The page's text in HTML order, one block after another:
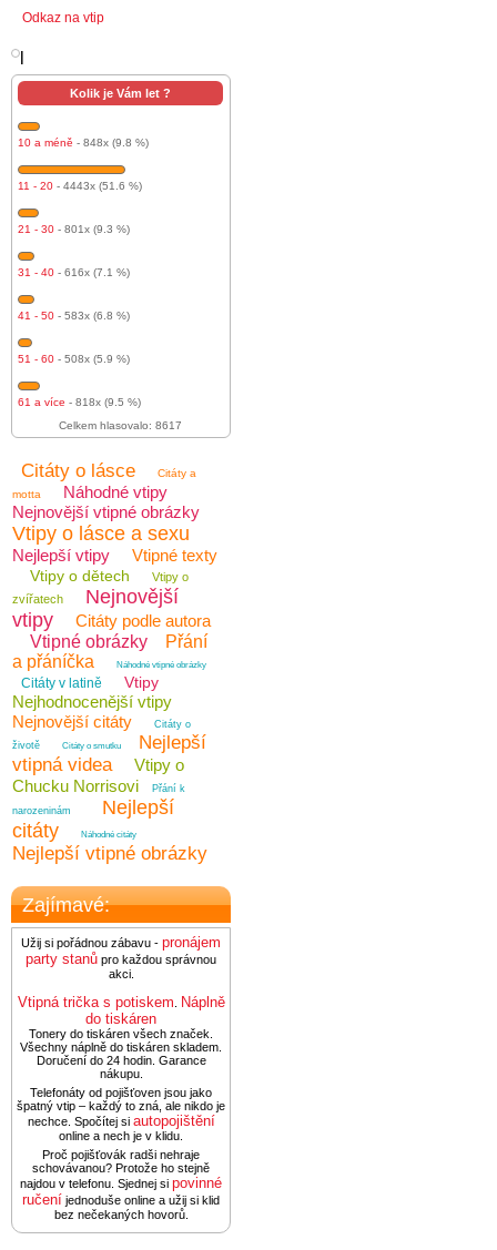
Odkaz na vtip
Kolik je Vám let ?
10 a méně - 848x (9.8 %)
11 - 20 - 4443x (51.6 %)
21 - 30 - 801x (9.3 %)
31 - 40 - 616x (7.1 %)
41 - 50 - 583x (6.8 %)
51 - 60 - 508x (5.9 %)
61 a více - 818x (9.5 %)
Celkem hlasovalo: 8617
Citáty o lásce
Citáty a
motta
Náhodné vtipy
Nejnovější vtipné obrázky
Vtipy o lásce a sexu
Nejlepší vtipy Vtipné texty
Vtipy o dětech
Vtipy o
zvířatech
Nejnovější
vtipy
Citáty podle autora
Vtipné obrázky
Přání
a přáníčka
Náhodné vtipné obrázky
Citáty v latině Vtipy
Nejhodnocenější vtipy
Nejnovější citáty
Citáty o
životě
Citáty o smutku
Nejlepší
vtipná videa
Vtipy o
Chucku Norrisovi
Přání k
narozeninám
Nejlepší
citáty
Náhodné citáty
Nejlepší vtipné obrázky
Zajímavé:
Užij si pořádnou zábavu - pronájem
party stanů pro každou správnou
akci.
Vtipná trička s potiskem Náplně
do tiskáren
Tonery do tiskáren všech značek.
Všechny náplně do tiskáren skladem.
Doručení do 24 hodin. Garance
nákupu.
Telefonáty od pojišťoven jsou jako
špatný vtip – každý to zná, ale nikdo je
nechce. Spočítej si autopojištění
online a nech je v klidu.
Proč pojišťovák radši nehraje
schovávanou? Protože ho stejně
najdou v telefonu. Sjednej si povinné
ručení jednoduše online a užij si klid
bez nečekaných hovorů.